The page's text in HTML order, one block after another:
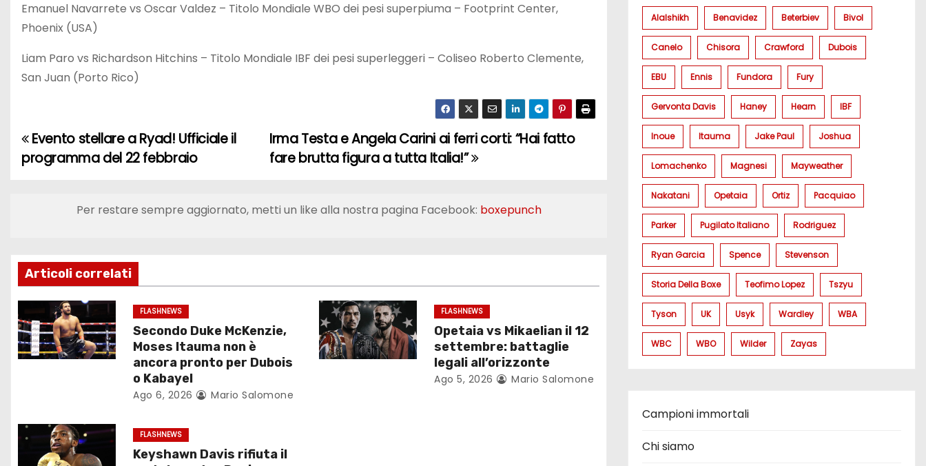
Emanuel Navarrete vs Oscar Valdez – Titolo Mondiale WBO dei pesi superpiuma – Footprint Center,
Phoenix (USA)
Liam Paro vs Richardson Hitchins – Titolo Mondiale IBF dei pesi superleggeri – Coliseo Roberto Clemente,
San Juan (Porto Rico)
N
a
g
a
z
i
e
Irma Testa e Angela Carini ai ferri corti: “Hai fatto
fare brutta figura a tutta Italia!”
Evento stellare a Ryad! Ufficiale il
programma del 22 febbraio
Per restare sempre aggiornato, metti un like alla nostra pagina Facebook: boxepunch
Articoli correlati
FLASHNEWS
Secondo Duke McKenzie,
Moses Itauma non è
ancora pronto per Dubois
o Kabayel
Ago 6, 2026 Mario Salomone
FLASHNEWS
Opetaia vs Mikaelian il 12
settembre: battaglie
legali all’orizzonte
Ago 5, 2026 Mario Salomone
FLASHNEWS
Keyshawn Davis rifiuta il
Alalshikh Benavidez Beterbiev Bivol
Canelo Chisora Crawford Dubois
EBU Ennis Fundora Fury
Gervonta Davis Haney Hearn IBF
Inoue Itauma Jake Paul Joshua
Lomachenko Magnesi Mayweather
Nakatani Opetaia Ortiz Pacquiao
Parker Pugilato Italiano Rodriguez
Ryan Garcia Spence Stevenson
Storia Della Boxe Teofimo Lopez Tszyu
Tyson UK Usyk Wardley WBA
WBC WBO Wilder Zayas
Campioni immortali
Chi siamo